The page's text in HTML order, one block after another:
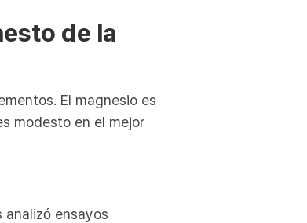
de la
El magnesio es
modesto en el mejor
ensayos